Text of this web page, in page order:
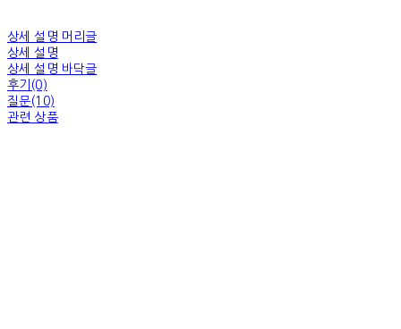
상세 설명 머리글
상세 설명
상세 설명 바닥글
후기(0)
질문(10)
관련 상품